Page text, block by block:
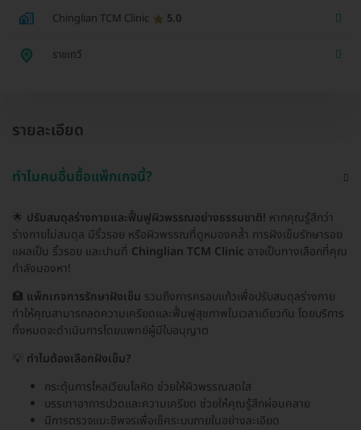
Chinglian TCM Clinic 5.0
ราชเทวี
รายละเอียด
ทำไมคนอื่นซื้อแพ็กเกจนี้?
🌟 ปรับสมดุลร่างกายและฟื้นฟูผิวพรรณอย่างธรรมชาติ! หากคุณรู้สึกว่า
ร่างกายไม่สมดุล มีริ้วรอย หรือผิวพรรณที่ดูหมองคล้ำ การฝังเข็มรักษารอย
แผลเป็น ริ้วรอย และปานที่ Chinglian TCM Clinic อาจเป็นทางเลือกที่คุณ
กำลังมองหา!
🏥 แพ็กเกจการรักษาฝังเข็ม รวมถึงการครอบแก้วเพื่อปรับสมดุลร่างกาย
ทำให้คุณสามารถลดความเครียดและฟื้นฟูสุขภาพในเวลาเดียวกัน โดยบริการ
ทั้งหมดจะดำเนินการโดยแพทย์ผู้มีใบอนุญาต
💡 ทำไมต้องเลือกฝังเข็ม?
กระตุ้นการไหลเวียนโลหิต ช่วยให้ผิวพรรณสดใส
บรรเทาอาการปวดและความเครียด ช่วยให้คุณรู้สึกผ่อนคลาย
มีการตรวจแมะชีพจรเพื่อเช็คระบบภายในอย่างละเอียด